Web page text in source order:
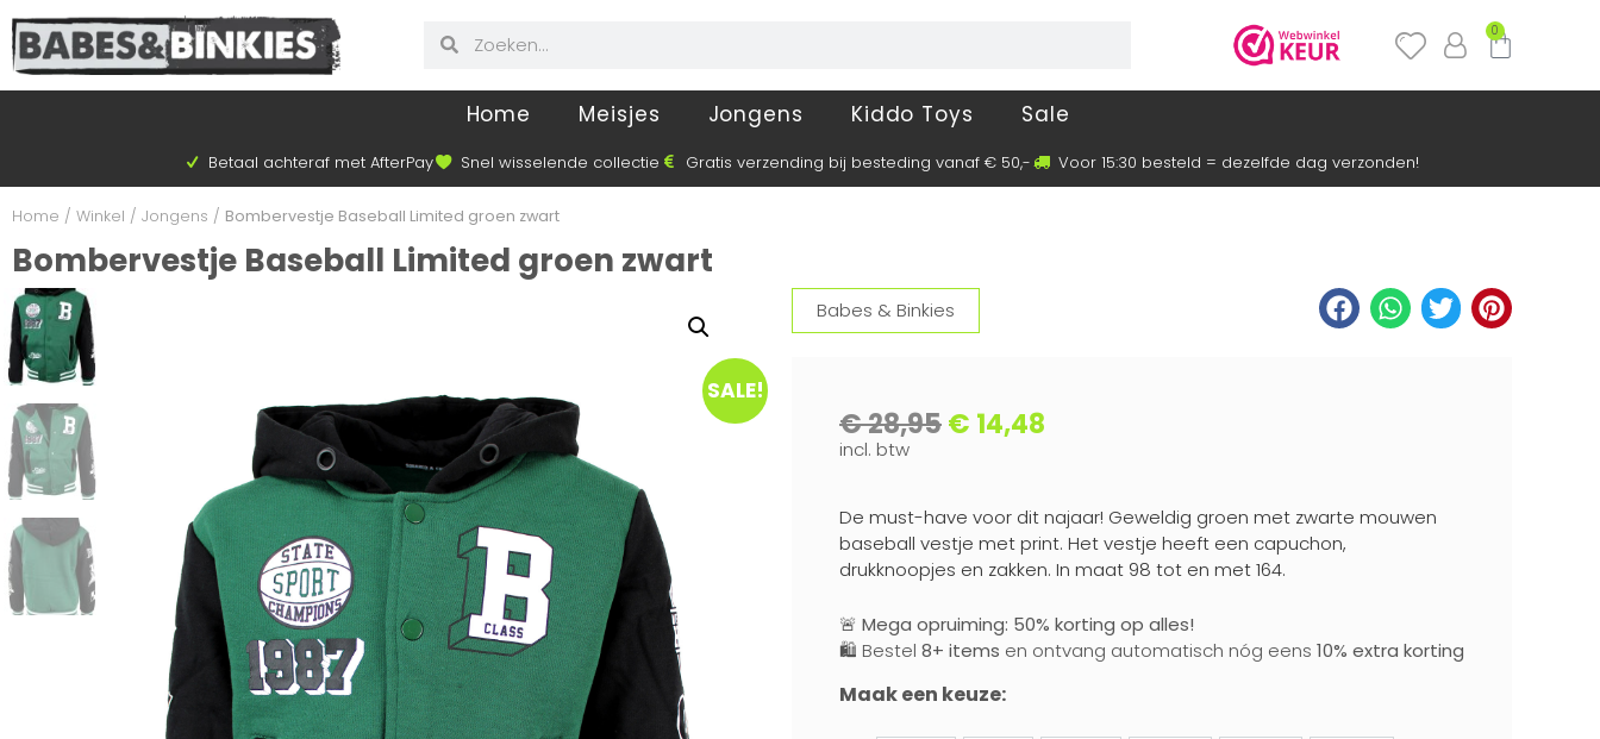
0
Home Meisjes Jongens Kiddo Toys Sale
Betaal achteraf met AfterPay Snel wisselende collectie Gratis verzending bij besteding vanaf € 50,- Voor 15:30 besteld = dezelfde dag verzonden!
Home / Winkel / Jongens / Bombervestje Baseball Limited groen zwart
Bombervestje Baseball Limited groen zwart
SALE!
Babes & Binkies
€28,95€ 14,48
incl. btw
De must-have voor dit najaar! Geweldig groen met zwarte mouwen
baseball vestje met print. Het vestje heeft een capuchon,
drukknoopjes en zakken. In maat 98 tot en met 164.
🚨 Mega opruiming: 50% korting op alles!
🛍️ Bestel 8+ items en ontvang automatisch nóg eens 10% extra korting
Maak een keuze: